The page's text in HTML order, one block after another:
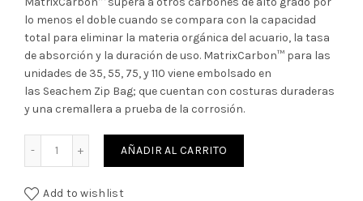
lo menos el doble cuando se compara con la capacidad
total para eliminar la materia orgánica del acuario, la tasa
de absorción y la duración de uso. MatrixCarbon™ para las
unidades de 35, 55, 75, y 110 viene embolsado en
las Seachem Zip Bag; que cuentan con costuras duraderas
y una cremallera a prueba de la corrosión.
AÑADIR AL CARRITO
Add to wishlist